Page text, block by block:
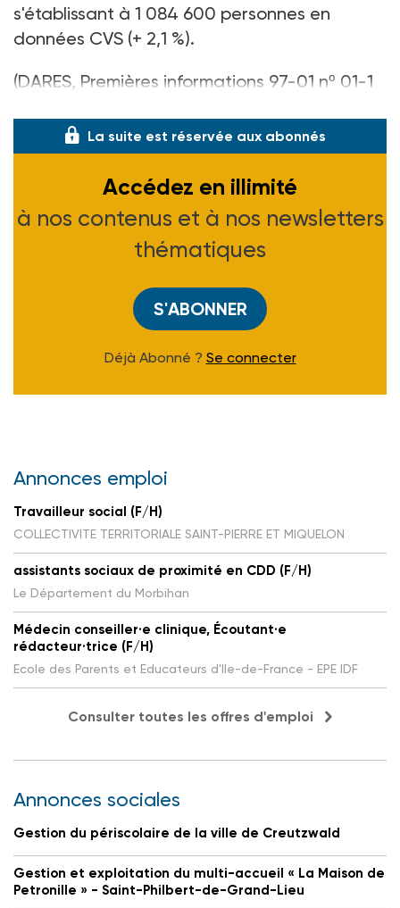
s'établissant à 1 084 600 personnes en
données CVS (+ 2,1 %).
(DARES, Premières informations 97-01 nº 01-1
La suite est réservée aux abonnés
Accédez en illimité
à nos contenus et à nos newsletters
thématiques
S'ABONNER
Déjà Abonné ? Se connecter
Annonces emploi
Travailleur social (F/H)
COLLECTIVITE TERRITORIALE SAINT-PIERRE ET MIQUELON
assistants sociaux de proximité en CDD (F/H)
Le Département du Morbihan
Médecin conseiller·e clinique, Écoutant·e
rédacteur·trice (F/H)
Ecole des Parents et Educateurs d'Ile-de-France - EPE IDF
Consulter toutes les offres d'emploi
Annonces sociales
Gestion du périscolaire de la ville de Creutzwald
Gestion et exploitation du multi-accueil « La Maison de
Petronille » - Saint-Philbert-de-Grand-Lieu